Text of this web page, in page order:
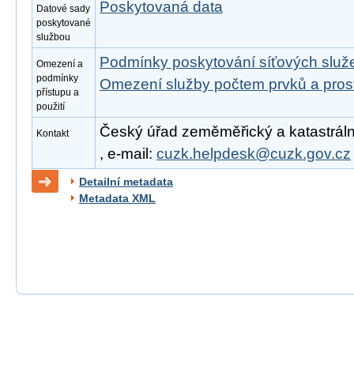
Datové sady
poskytované
službou
Poskytovaná data
Omezení a
podmínky
přístupu a
použití
Podmínky poskytování síťových
Omezení služby počtem prvků a
Kontakt
Český úřad zeměměřický a
, e-mail: cuzk.helpdesk@cuzk.gov.cz
Detailní metadata
Metadata XML